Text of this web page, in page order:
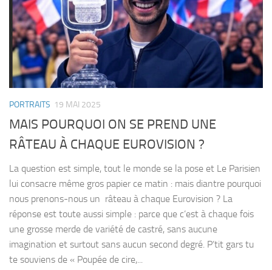
PORTRAITS 19 MAI 2025
MAIS POURQUOI ON SE PREND UNE
RÂTEAU À CHAQUE EUROVISION ?
La question est simple, tout le monde se la pose et Le Parisien
lui consacre même gros papier ce matin : mais diantre pourquoi
nous prenons-nous un râteau à chaque Eurovision ? La
réponse est toute aussi simple : parce que c’est à chaque fois
une grosse merde de variété de castré, sans aucune
imagination et surtout sans aucun second degré. P’tit gars tu
te souviens de « Poupée de cire,...